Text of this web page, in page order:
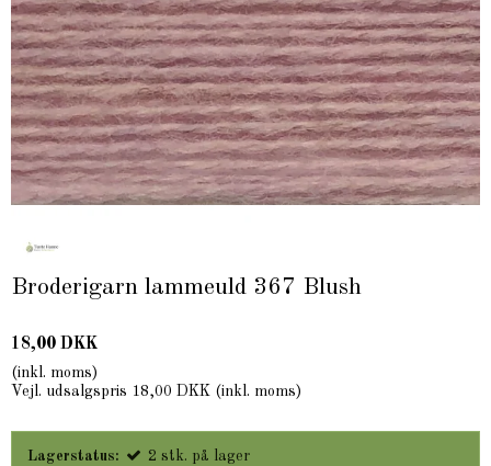
Broderigarn lammeuld 367 Blush
18,00 DKK
(inkl. moms)
Vejl. udsalgspris 18,00 DKK (inkl. moms)
Lagerstatus: 2 stk. på lager